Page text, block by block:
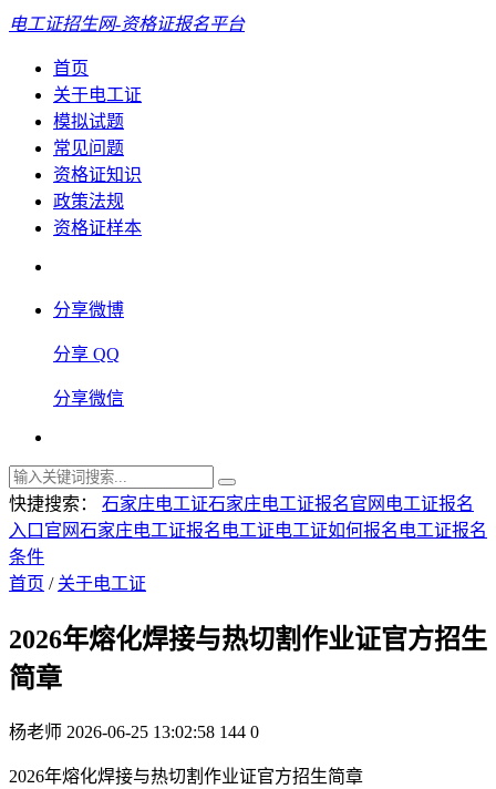
电工证招生网-资格证报名平台
首页
关于电工证
模拟试题
常见问题
资格证知识
政策法规
资格证样本
分享微博
分享 QQ
分享微信
快捷搜索： 石家庄电工证石家庄电工证报名官网 电工证报名
入口官网石家庄电工证报名 电工证电工证如何报名 电工证报名
条件
首页 / 关于电工证
2026年熔化焊接与热切割作业证官方招生
简章
杨老师 2026-06-25 13:02:58 144 0
2026年熔化焊接与热切割作业证官方招生简章